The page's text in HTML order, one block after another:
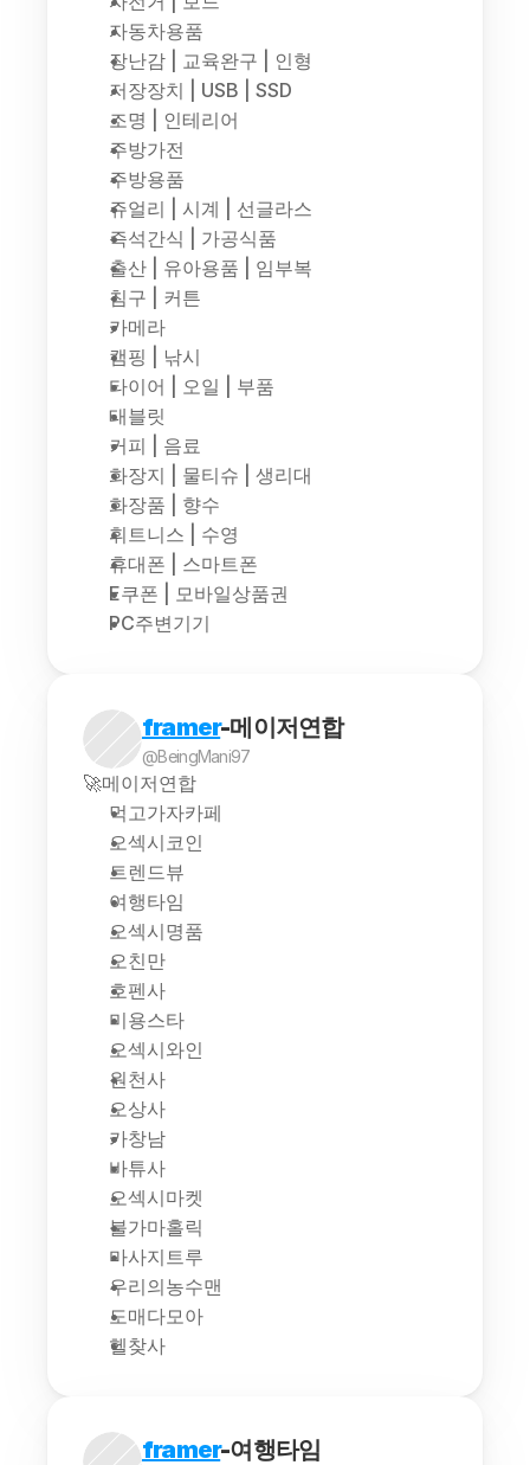
자동차용품
장난감 | 교육완구 | 인형
저장장치 | USB | SSD
조명 | 인테리어
주방가전
주방용품
쥬얼리 | 시계 | 선글라스
즉석간식 | 가공식품
출산 | 유아용품 | 임부복
침구 | 커튼
카메라
캠핑 | 낚시
타이어 | 오일 | 부품
태블릿
커피 | 음료
화장지 | 물티슈 | 생리대
화장품 | 향수
휘트니스 | 수영
휴대폰 | 스마트폰
E쿠폰 | 모바일상품권
PC주변기기
framer-메이저연합
@BeingMani97
🚀메이저연합
먹고가자카페
오섹시코인
트렌드뷰
여행타임
오섹시명품
오친만
호펜사
미용스타
오섹시와인
원천사
오상사
카창남
바튜사
오섹시마켓
불가마홀릭
마사지트루
우리의농수맨
도매다모아
헬찾사
framer-여행타임